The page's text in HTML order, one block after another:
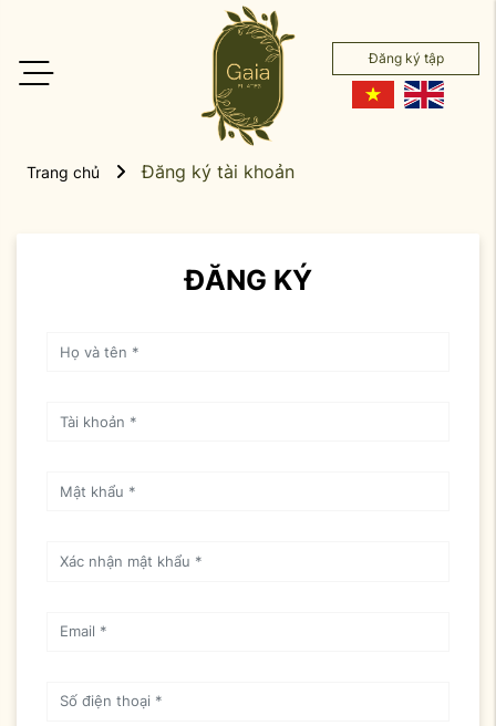
Đăng ký tập
Trang chủ Đăng ký tài khoản
ĐĂNG KÝ